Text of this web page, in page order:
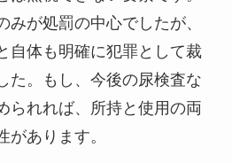
みが処罰の中心でしたが、
自体も明確に犯罪として裁
た。もし、今後の尿検査な
られれば、所持と使用の両
があります。